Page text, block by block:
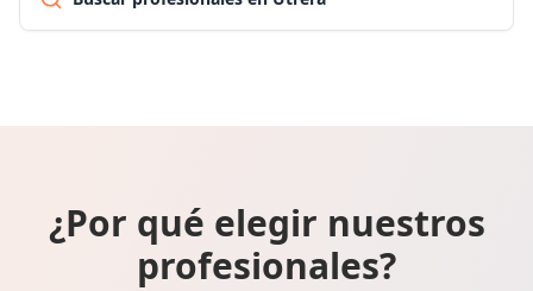
¿Por qué elegir nuestros
profesionales?